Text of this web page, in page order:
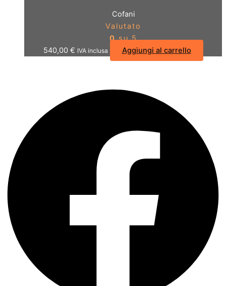
Cofani
Valutato
0su 5
540,00 € IVA inclusa Aggiungi al carrello